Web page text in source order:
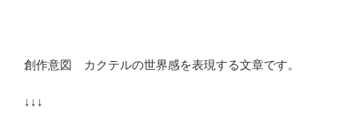
創作意図 カクテルの世界感を表現する文章です。
↓↓↓